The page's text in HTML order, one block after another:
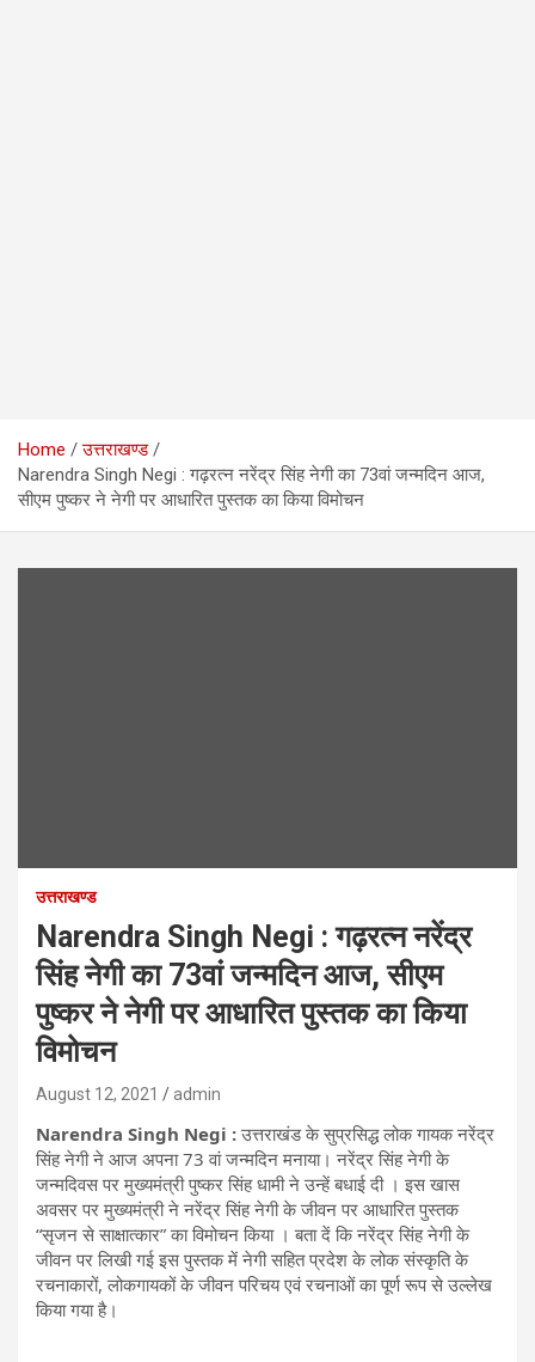
Home
उत्तराखण्ड
Narendra Singh Negi : गढ़रत्न नरेंद्र सिंह नेगी का 73वां जन्मदिन आज,
सीएम पुष्कर ने नेगी पर आधारित पुस्तक का किया विमोचन
उत्तराखण्ड
Narendra Singh Negi : गढ़रत्न नरेंद्र
सिंह नेगी का 73वां जन्मदिन आज, सीएम
पुष्कर ने नेगी पर आधारित पुस्तक का किया
विमोचन
August 12, 2021 admin
Narendra Singh Negi :उत्तराखंड के सुप्रसिद्ध लोक गायक नरेंद्र
सिंह नेगी ने आज अपना 73 वां जन्मदिन मनाया। नरेंद्र सिंह नेगी के
जन्मदिवस पर मुख्यमंत्री पुष्कर सिंह धामी ने उन्हें बधाई दी । इस खास
अवसर पर मुख्यमंत्री ने नरेंद्र सिंह नेगी के जीवन पर आधारित पुस्तक
“सृजन से साक्षात्कार” का विमोचन किया । बता दें कि नरेंद्र सिंह नेगी के
जीवन पर लिखी गई इस पुस्तक में नेगी सहित प्रदेश के लोक संस्कृति के
रचनाकारों, लोकगायकों के जीवन परिचय एवं रचनाओं का पूर्ण रूप से उल्लेख
किया गया है।